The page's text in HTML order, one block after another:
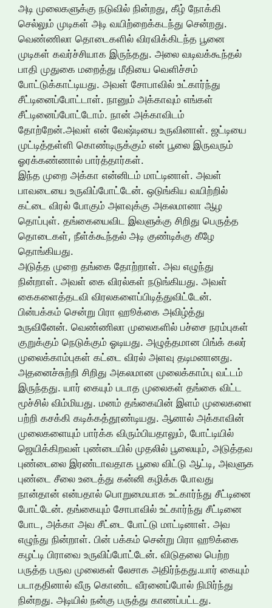
அடி முலைகளுக்கு நடுவில் நின்றது, கீழ் நோக்கி
செல்லும் முடிகள் அடி வயிற்றைக்கடந்து சென்றது.
வெண்ணிலா தொடைகளில் விரவிக்கிடந்த பூனை
முடிகள் கவர்ச்சியாக இருந்தது. அலை வடிவக்கூந்தல்
பாதி முதுகை மறைத்து மீதியை வெளிச்சம்
போட்டுக்காட்டியது. அவள் சோபாவில் உட்கார்ந்து
சீட்டினைப்போட்டாள். நானும் அக்காவும் எங்கள்
சீட்டினைப்போட்டோம். நான் அக்காவிடம்
தோற்றேன்.அவள் என் வேஷ்டியை உருவினாள். ஜட்டியை
முட்டித்தள்ளி கொண்டிருக்கும் என் பூலை இருவரும்
ஓரக்கண்ணால் பார்த்தார்கள்.
இந்த முறை அக்கா என்னிடம் மாட்டினாள். அவள்
பாவடையை உருவிப்போட்டேன். ஒடுங்கிய வயிற்றில்
கட்டை விரல் போகும் அளவுக்கு அகலமானா ஆழ
தொப்புள். தங்கையைவிட இவளுக்கு சிறிது பெருத்த
தொடைகள், நீள்க்கூந்தல் அடி குண்டிக்கு கீழே
தொங்கியது.
அடுத்த முறை தங்கை தோற்றாள். அவ எழுந்து
நின்றாள். அவள் கை விரல்கள் நடுங்கியது. அவள்
கைகளைத்தடவி விரலகளைப்பிடித்துவிட்டேன்.
பின்பக்கம் சென்று பிரா ஹூக்கை அவிழ்த்து
உருவினேன். வெண்ணிலா முலைகளில் பச்சை நரம்புகள்
குறுக்கும் நெடுக்கும் ஓடியது. அழுத்தமான பிங்க் கலர்
முலைக்காம்புகள் கட்டை விரல் அளவு தடிமனானது.
அதனைச்சுற்றி சிறிது அகலமான முலைக்காம்பு வட்டம்
இருந்தது. யார் கையும் படாத முலைகள் தங்கை விட்ட
மூச்சில் விம்மியது. மனம் தங்கையின் இளம் முலைகளை
பற்றி கசக்கி கடிக்கத்தூண்டியது. ஆனால் அக்காவின்
முலைகளையும் பார்க்க விரும்பியதாலும், போட்டியில்
ஜெயிக்கிறவள் புண்டையில் முதலில் பூலையும், அடுத்தவ
புண்டைலை இரண்டாவதாக பூலை விட்டு ஆட்டி, அவளுக
புண்டை சீலை உடைத்து கன்னி கழிக்க போவது
நான்தான் என்பதால் பொறுமையாக உட்கார்ந்து சீட்டினை
போட்டேன். தங்கையும் சோபாவில் உட்கார்ந்து சீட்டினை
போட, அக்கா அவ சீட்டை போட்டு மாட்டினாள். அவ
எழுந்து நின்றாள். பின் பக்கம் சென்று பிரா ஹூக்கை
கழட்டி பிராவை உருவிப்போட்டேன். விடுதலை பெற்ற
பருத்த பருவ முலைகள் லேசாக அதிர்ந்தது.யார் கையும்
படாததினால் வீரு கொண்ட வீரனைப்போல் நிமிர்ந்து
நின்றது. அடியில் நன்கு பருத்து காணப்பட்டது.